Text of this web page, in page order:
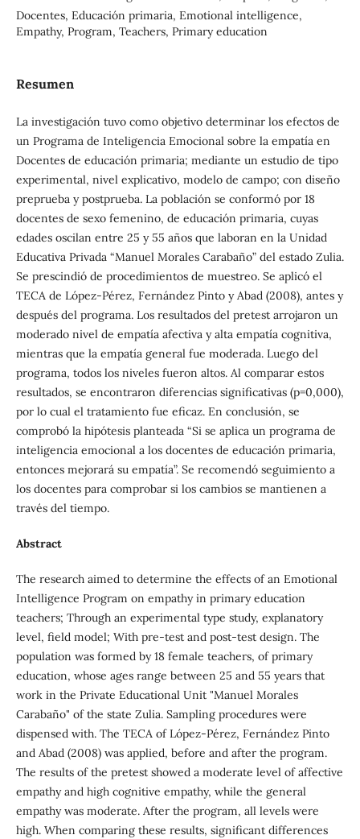
Docentes, Educación primaria, Emotional intelligence,
Empathy, Program, Teachers, Primary education
Resumen
La investigación tuvo como objetivo determinar los efectos de
un Programa de Inteligencia Emocional sobre la empatía en
Docentes de educación primaria; mediante un estudio de tipo
experimental, nivel explicativo, modelo de campo; con diseño
preprueba y postprueba. La población se conformó por 18
docentes de sexo femenino, de educación primaria, cuyas
edades oscilan entre 25 y 55 años que laboran en la Unidad
Educativa Privada “Manuel Morales Carabaño” del estado Zulia.
Se prescindió de procedimientos de muestreo. Se aplicó el
TECA de López-Pérez, Fernández Pinto y Abad (2008), antes y
después del programa. Los resultados del pretest arrojaron un
moderado nivel de empatía afectiva y alta empatía cognitiva,
mientras que la empatía general fue moderada. Luego del
programa, todos los niveles fueron altos. Al comparar estos
resultados, se encontraron diferencias significativas (p=0,000),
por lo cual el tratamiento fue eficaz. En conclusión, se
comprobó la hipótesis planteada “Si se aplica un programa de
inteligencia emocional a los docentes de educación primaria,
entonces mejorará su empatía”. Se recomendó seguimiento a
los docentes para comprobar si los cambios se mantienen a
través del tiempo.
Abstract
The research aimed to determine the effects of an Emotional
Intelligence Program on empathy in primary education
teachers; Through an experimental type study, explanatory
level, field model; With pre-test and post-test design. The
population was formed by 18 female teachers, of primary
education, whose ages range between 25 and 55 years that
work in the Private Educational Unit "Manuel Morales
Carabaño" of the state Zulia. Sampling procedures were
dispensed with. The TECA of López-Pérez, Fernández Pinto
and Abad (2008) was applied, before and after the program.
The results of the pretest showed a moderate level of affective
empathy and high cognitive empathy, while the general
empathy was moderate. After the program, all levels were
high. When comparing these results, significant differences